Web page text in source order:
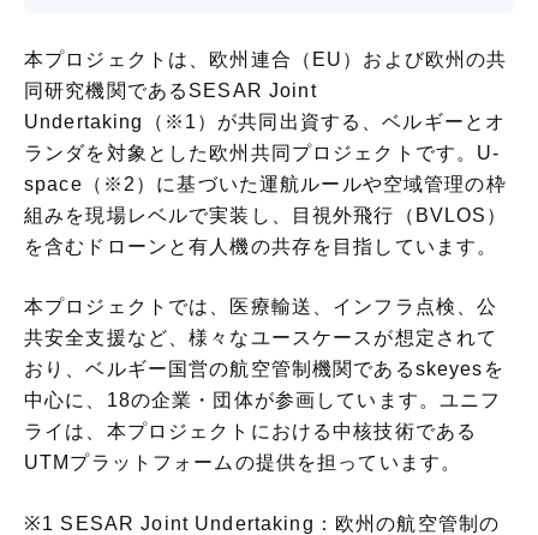
本プロジェクトは、欧州連合（EU）および欧州の共
同研究機関であるSESAR Joint
Undertaking（※1）が共同出資する、ベルギーとオ
ランダを対象とした欧州共同プロジェクトです。U-
space（※2）に基づいた運航ルールや空域管理の枠
組みを現場レベルで実装し、目視外飛行（BVLOS）
を含むドローンと有人機の共存を目指しています。
本プロジェクトでは、医療輸送、インフラ点検、公
共安全支援など、様々なユースケースが想定されて
おり、ベルギー国営の航空管制機関であるskeyesを
中心に、18の企業・団体が参画しています。ユニフ
ライは、本プロジェクトにおける中核技術である
UTMプラットフォームの提供を担っています。
※1 SESAR Joint Undertaking：欧州の航空管制の